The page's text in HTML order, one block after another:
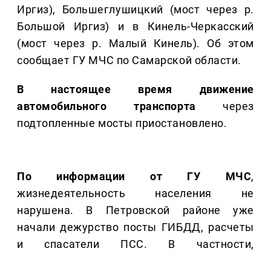
Иргиз), Большеглушицкий (мост через р.
Большой Иргиз) и в Кинель-Черкасский
(мост через р. Малый Кинель). Об этом
сообщает ГУ МЧС по Самарской области.
В настоящее время движение
автомобильного транспортачерез
подтопленные мосты приостановлено.
По информации от ГУ МЧС,
жизнедеятельность населения не
нарушена. В Петровской районе уже
начали дежурство посты ГИБДД, расчеты
и спасатели ПСС. В частности,